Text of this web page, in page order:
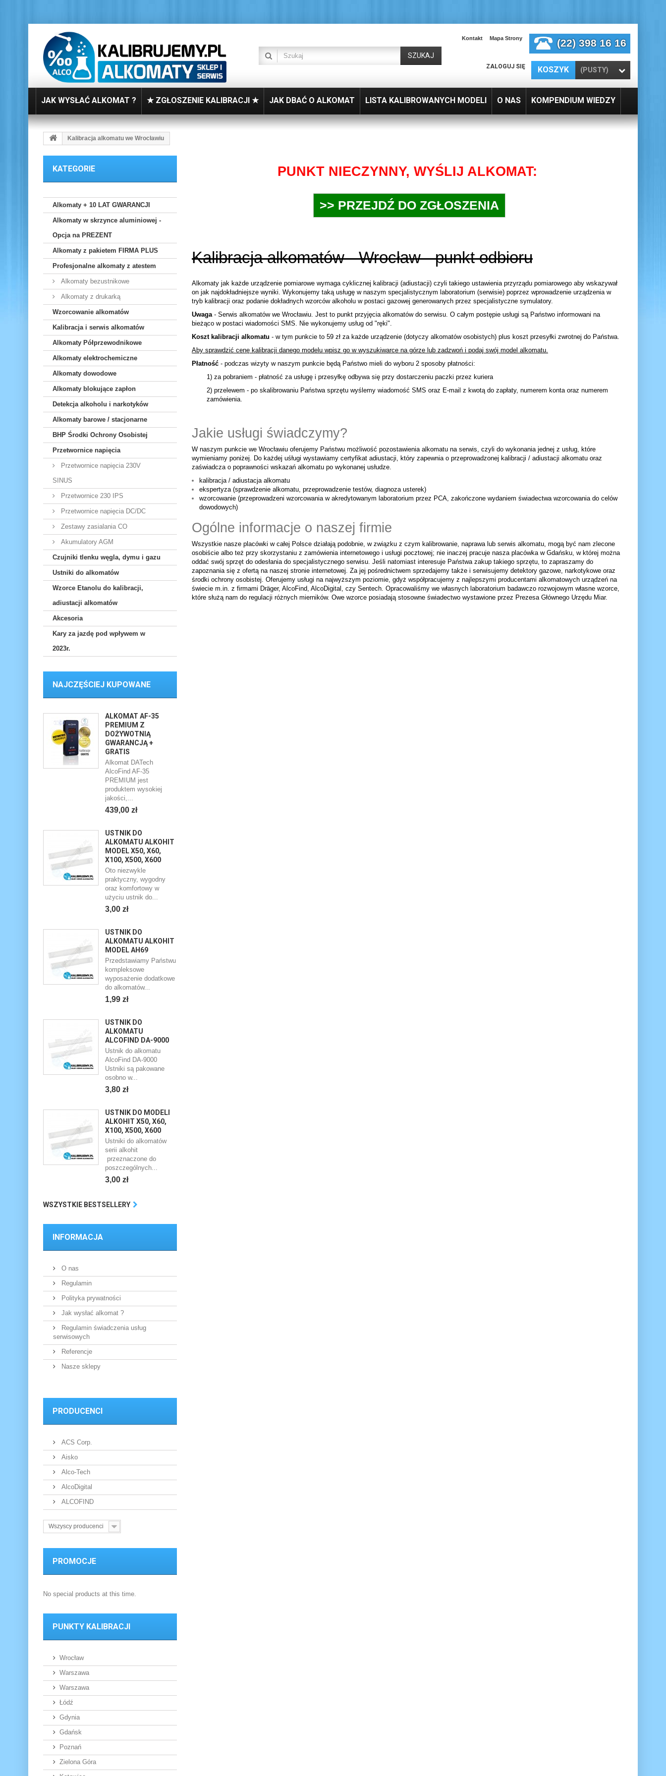
Kontakt Mapa Strony (22) 398 16 16
KOSZYK (PUSTY)
ZALOGUJ SIĘ
SZUKAJ
JAK WYSŁAĆ ALKOMAT ? ★ ZGŁOSZENIE KALIBRACJI ★ JAK DBAĆ O ALKOMAT LISTA KALIBROWANYCH MODELI O NAS KOMPENDIUM WIEDZY
Kalibracja alkomatu we Wrocławiu
KATEGORIE
Alkomaty + 10 LAT GWARANCJI
Alkomaty w skrzynce aluminiowej -
Opcja na PREZENT
Alkomaty z pakietem FIRMA PLUS
Profesjonalne alkomaty z atestem
Alkomaty bezustnikowe
Alkomaty z drukarką
Wzorcowanie alkomatów
Kalibracja i serwis alkomatów
Alkomaty Półprzewodnikowe
Alkomaty elektrochemiczne
Alkomaty dowodowe
Alkomaty blokujące zapłon
Detekcja alkoholu i narkotyków
Alkomaty barowe / stacjonarne
BHP Środki Ochrony Osobistej
Przetwornice napięcia
Przetwornice napięcia 230V
SINUS
Przetwornice 230 IPS
Przetwornice napięcia DC/DC
Zestawy zasialania CO
Akumulatory AGM
Czujniki tlenku węgla, dymu i gazu
Ustniki do alkomatów
Wzorce Etanolu do kalibracji,
adiustacji alkomatów
Akcesoria
Kary za jazdę pod wpływem w
2023r.
NAJCZĘŚCIEJ KUPOWANE
ALKOMAT AF-35
PREMIUM Z
DOŻYWOTNIĄ
GWARANCJĄ +
GRATIS
Alkomat DATech
AlcoFind AF-35
PREMIUM jest
produktem wysokiej
jakości,...
439,00 zł
USTNIK DO
ALKOMATU ALKOHIT
MODEL X50, X60,
X100, X500, X600
Oto niezwykle
praktyczny, wygodny
oraz komfortowy w
użyciu ustnik do...
3,00 zł
USTNIK DO
ALKOMATU ALKOHIT
MODEL AH69
Przedstawiamy Państwu
kompleksowe
wyposażenie dodatkowe
do alkomatów...
1,99 zł
USTNIK DO
ALKOMATU
ALCOFIND DA-9000
Ustnik do alkomatu
AlcoFind DA-9000
Ustniki są pakowane
osobno w...
3,80 zł
USTNIK DO MODELI
ALKOHIT X50, X60,
X100, X500, X600
Ustniki do alkomatów
serii alkohit
przeznaczone do
poszczególnych...
3,00 zł
WSZYSTKIE BESTSELLERY
INFORMACJA
O nas
Regulamin
Polityka prywatności
Jak wysłać alkomat ?
Regulamin świadczenia usług
serwisowych
Referencje
Nasze sklepy
PRODUCENCI
ACS Corp.
Aisko
Alco-Tech
AlcoDigital
ALCOFIND
Wszyscy producenci
PROMOCJE
No special products at this time.
PUNKTY KALIBRACJI
Wrocław
Warszawa
Warszawa
Łódź
Gdynia
Gdańsk
Poznań
Zielona Góra
PUNKT NIECZYNNY, WYŚLIJ ALKOMAT:
>> PRZEJDŹ DO ZGŁOSZENIA
Kalibracja alkomatów - Wrocław - punkt odbioru
Alkomaty jak każde urządzenie pomiarowe wymaga cyklicznej kalibracji (adiustacji) czyli takiego ustawienia przyrządu pomiarowego aby wskazywał
on jak najdokładniejsze wyniki. Wykonujemy taką usługę w naszym specjalistycznym laboratorium (serwisie) poprzez wprowadzenie urządzenia w
tryb kalibracji oraz podanie dokładnych wzorców alkoholu w postaci gazowej generowanych przez specjalistyczne symulatory.
Uwaga- Serwis alkomatów we Wrocławiu. Jest to punkt przyjęcia alkomatów do serwisu. O całym postępie usługi są Państwo informowani na
bieżąco w postaci wiadomości SMS. Nie wykonujemy usług od "ręki".
Koszt kalibracji alkomatu - w tym punkcie to 59 zł za każde urządzenie (dotyczy alkomatów osobistych) plus koszt przesyłki zwrotnej do Państwa.
Aby sprawdzić cenę kalibracji danego modelu wpisz go w wyszukiwarce na górze lub zadzwoń i podaj swój model alkomatu.
Płatność - podczas wizyty w naszym punkcie będą Państwo mieli do wyboru 2 sposoby płatności:
1) za pobraniem - płatność za usługę i przesyłkę odbywa się przy dostarczeniu paczki przez kuriera
2) przelewem - po skalibrowaniu Państwa sprzętu wyślemy wiadomość SMS oraz E-mail z kwotą do zapłaty, numerem konta oraz numerem
zamówienia.
Jakie usługi świadczymy?
W naszym punkcie we Wrocławiu oferujemy Państwu możliwość pozostawienia alkomatu na serwis, czyli do wykonania jednej z usług, które
wymieniamy poniżej. Do każdej uśługi wystawiamy certyfikat adiustacji, który zapewnia o przeprowadzonej kalibracji / adiustacji alkomatu oraz
zaświadcza o poprawności wskazań alkomatu po wykonanej usłudze.
kalibracja / adiustacja alkomatu
ekspertyza (sprawdzenie alkomatu, przeprowadzenie testów, diagnoza usterek)
wzorcowanie (przeprowadzeni wzorcowania w akredytowanym laboratorium przez PCA, zakończone wydaniem świadectwa wzorcowania do celów
dowodowych)
Ogólne informacje o naszej firmie
Wszystkie nasze placówki w całej Polsce działają podobnie, w związku z czym kalibrowanie, naprawa lub serwis alkomatu, mogą być nam zlecone
osobiście albo też przy skorzystaniu z zamówienia internetowego i usługi pocztowej; nie inaczej pracuje nasza placówka w Gdańsku, w której można
oddać swój sprzęt do odesłania do specjalistycznego serwisu. Jeśli natomiast interesuje Państwa zakup takiego sprzętu, to zapraszamy do
zapoznania się z ofertą na naszej stronie internetowej. Za jej pośrednictwem sprzedajemy także i serwisujemy detektory gazowe, narkotykowe oraz
środki ochrony osobistej. Oferujemy usługi na najwyższym poziomie, gdyż współpracujemy z najlepszymi producentami alkomatowych urządzeń na
świecie m.in. z firmami Dräger, AlcoFind, AlcoDigital, czy Sentech. Opracowaliśmy we własnych laboratorium badawczo rozwojowym własne wzorce,
które służą nam do regulacji różnych mierników. Owe wzorce posiadają stosowne świadectwo wystawione przez Prezesa Głównego Urzędu Miar.